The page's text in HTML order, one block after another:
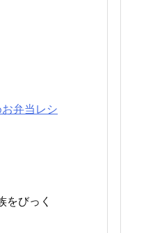
弁当レシ
びっく